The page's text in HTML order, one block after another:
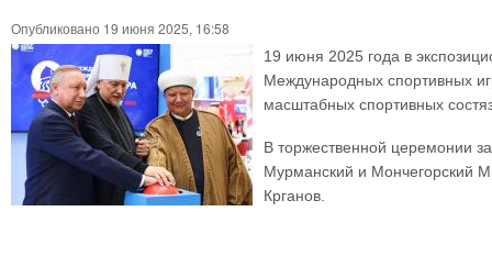
Опубликовано 19 июня 2025, 16:58
19 июня 2025 года в
Международных спортивных
масштабных спортивных
В торжественной церемонии
Мурманский и Мончегорский
Крганов.